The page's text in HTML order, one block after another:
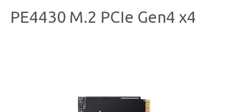
PE4430 M.2 PCIe Gen4 x4